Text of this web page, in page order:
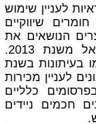
1 הציגה ראיות לעניין שימוש
שיווקיים
הנושאים את
הסימנים מוצגים למכירה בישראל משנת 2013.
בעיתונות בשנת
נתונים לעניין מכירות
כלליים
חכמים ניידים